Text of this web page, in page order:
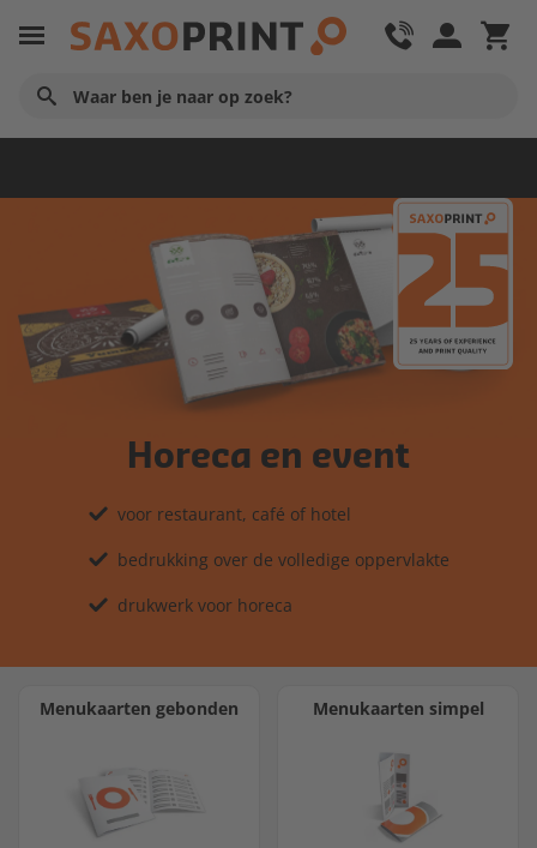
Horeca en event
voor restaurant, café of hotel
bedrukking over de volledige oppervlakte
drukwerk voor horeca
Menukaarten gebonden Menukaarten simpel